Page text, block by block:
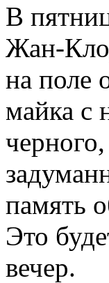
В
Жан-
на поле
майка с
память
Это
вечер.